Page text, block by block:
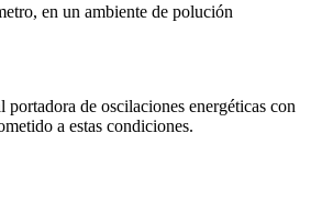
en un ambiente de polución
de oscilaciones energéticas con
a estas condiciones.